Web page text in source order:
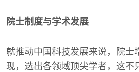
院士制度与学术发展
就推动中国科技发展来说，院士
现，选出各领域顶尖学者，这不